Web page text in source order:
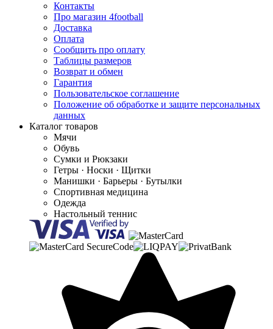
Контакты
Про магазин 4football
Доставка
Оплата
Сообщить про оплату
Таблицы размеров
Возврат и обмен
Гарантия
Пользовательское соглашение
Положение об обработке и защите персональных
данных
Каталог товаров
Мячи
Обувь
Сумки и Рюкзаки
Гетры · Носки · Щитки
Манишки · Барьеры · Бутылки
Спортивная медицина
Одежда
Настольный теннис